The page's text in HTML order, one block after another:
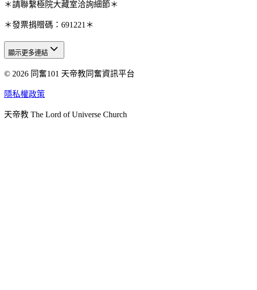
＊請聯繫極院大藏室洽詢細節＊
＊發票捐贈碼：691221＊
天人研究總院
天人研究學院
天人炁功院
顯示更多連結
© 2026 同奮101 天帝教同奮資訊平台
隱私權政策
天帝教 The Lord of Universe Church